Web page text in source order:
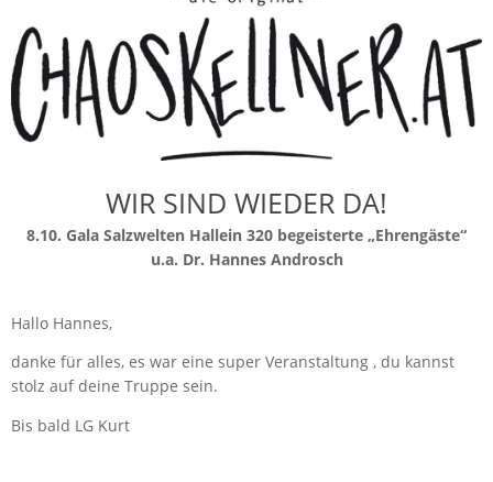
WIR SIND WIEDER DA!
8.10. Gala Salzwelten Hallein 320 begeisterte „Ehrengäste“
u.a. Dr. Hannes Androsch
Hallo Hannes,
danke für alles, es war eine super Veranstaltung , du kannst
stolz auf deine Truppe sein.
Bis bald LG Kurt